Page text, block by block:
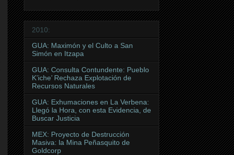
2010:
GUA: Maximón y el Culto a San
Simón en Itzapa
GUA: Consulta Contundente: Pueblo
K’iche’ Rechaza Explotación de
Recursos Naturales
GUA: Exhumaciones en La Verbena:
Llegó la Hora, con esta Evidencia, de
Buscar Justicia
MEX: Proyecto de Destrucción
Masiva: la Mina Peñasquito de
Goldcorp